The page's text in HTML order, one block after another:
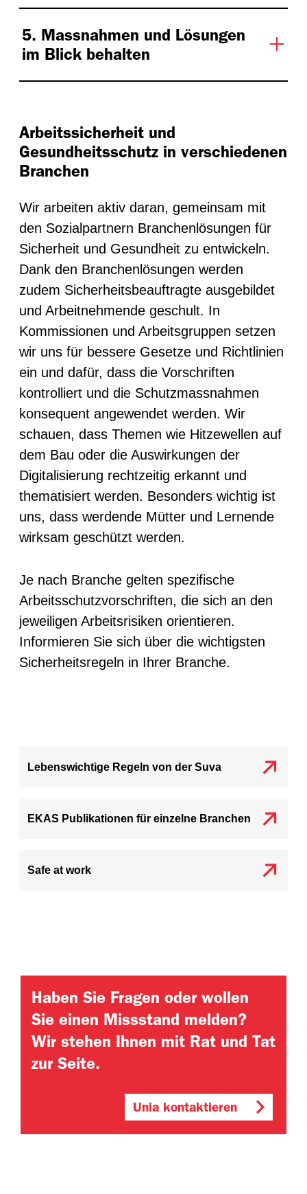
5. Massnahmen und Lösungen
im Blick behalten
Arbeitssicherheit und
Gesundheitsschutz in verschiedenen
Branchen
Wir arbeiten aktiv daran, gemeinsam mit
den Sozialpartnern Branchenlösungen für
Sicherheit und Gesundheit zu entwickeln.
Dank den Branchenlösungen werden
zudem Sicherheitsbeauftragte ausgebildet
und Arbeitnehmende geschult. In
Kommissionen und Arbeitsgruppen setzen
wir uns für bessere Gesetze und Richtlinien
ein und dafür, dass die Vorschriften
kontrolliert und die Schutzmassnahmen
konsequent angewendet werden. Wir
schauen, dass Themen wie Hitzewellen auf
dem Bau oder die Auswirkungen der
Digitalisierung rechtzeitig erkannt und
thematisiert werden. Besonders wichtig ist
uns, dass werdende Mütter und Lernende
wirksam geschützt werden.
Je nach Branche gelten spezifische
Arbeitsschutzvorschriften, die sich an den
jeweiligen Arbeitsrisiken orientieren.
Informieren Sie sich über die wichtigsten
Sicherheitsregeln in Ihrer Branche.
Lebenswichtige Regeln von der Suva
EKAS Publikationen für einzelne Branchen
Safe at work
Haben Sie Fragen oder wollen
Sie einen Missstand melden?
Wir stehen Ihnen mit Rat und Tat
zur Seite.
Unia kontaktieren